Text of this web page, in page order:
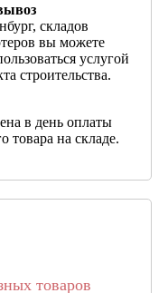
складов
вы можете
услугой
строительства.
в день оплаты
товара на складе.
товаров